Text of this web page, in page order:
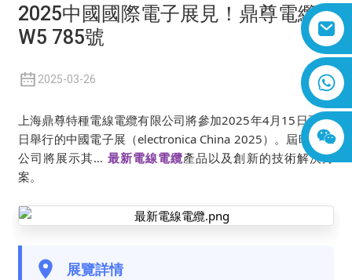
2025中國國際電子展見！鼎尊電纜
W5 785號
2025-03-26
上海鼎尊特種電線電纜有限公司將參加2025年4月15日至17
日舉行的中國電子展（electronica China 2025）。屆時，該
公司將展示其… 最新電線電纜產品以及創新的技術解決方
案。
展覽詳情